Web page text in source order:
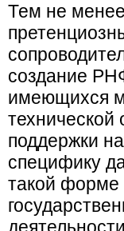
Тем не
создание
имеющихся
технической
поддержки
специфику
такой